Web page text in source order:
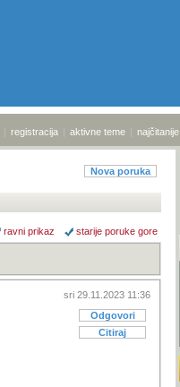
| registracija | aktivne teme | najčitanije
Nova poruka
ravni prikaz starije poruke gore
sri 29.11.2023 11:36
Odgovori
Citiraj